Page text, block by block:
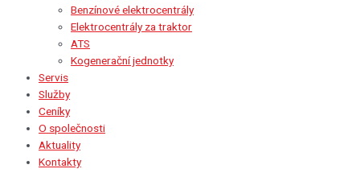
Benzínové elektrocentrály
Elektrocentrály za traktor
ATS
Kogenerační jednotky
Servis
Služby
Ceníky
O společnosti
Aktuality
Kontakty